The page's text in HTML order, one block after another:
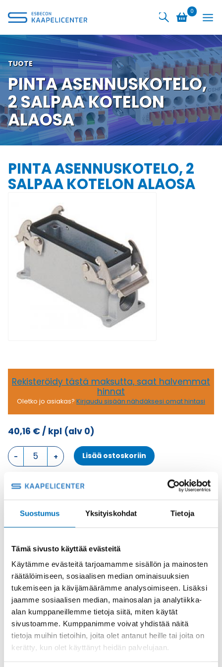
Suostumus Yksityiskohdat Tietoja
Tämä sivusto käyttää evästeitä
Käytämme evästeitä tarjoamamme sisällön ja mainosten
räätälöimiseen, sosiaalisen median ominaisuuksien
tukemiseen ja kävijämäärämme analysoimiseen. Lisäksi
jaamme sosiaalisen median, mainosalan ja analytiikka-
alan kumppaneillemme tietoja siitä, miten käytät
sivustoamme. Kumppanimme voivat yhdistää näitä
tietoja muihin tietoihin, joita olet antanut heille tai joita on
kerätty, kun olet käyttänyt heidän palvelujaan.
sisältöön
0
TUOTE
PINTA ASENNUSKOTELO,
2 SALPAA KOTELON
ALAOSA
PINTA ASENNUSKOTELO, 2
SALPAA KOTELON ALAOSA
Rekisteröidy tästä maksutta, saat halvemmat
hinnat
Oletko jo asiakas? Kirjaudu sisään nähdäksesi omat hintasi
40,16 €/ kpl (alv 0)
PINTA
ASENNUSKOTELO,
SALPAA
KOTELON
ALAOSA
määrä
Lisää ostoskoriin
Metalli
Osasto ILME -moninapaliittimet,Kotelon alaosa ,Kotelot
Toimituskulut 35kg:n asti 25€.
Yli 35kg:n toimituskulut toteutuneiden kulujen mukaan.
Valmistaja
ILME S.p.A
Koko
size "77.27"
Materiaali
Metalli
Käyttölämpötila
'-40 °C...+125 °C
IP-luokka